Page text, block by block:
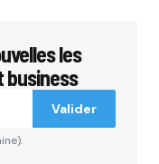
les
business
Valider